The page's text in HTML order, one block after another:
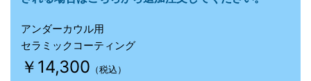
アンダーカウル用
セラミックコーティング
￥14,300 （税込）